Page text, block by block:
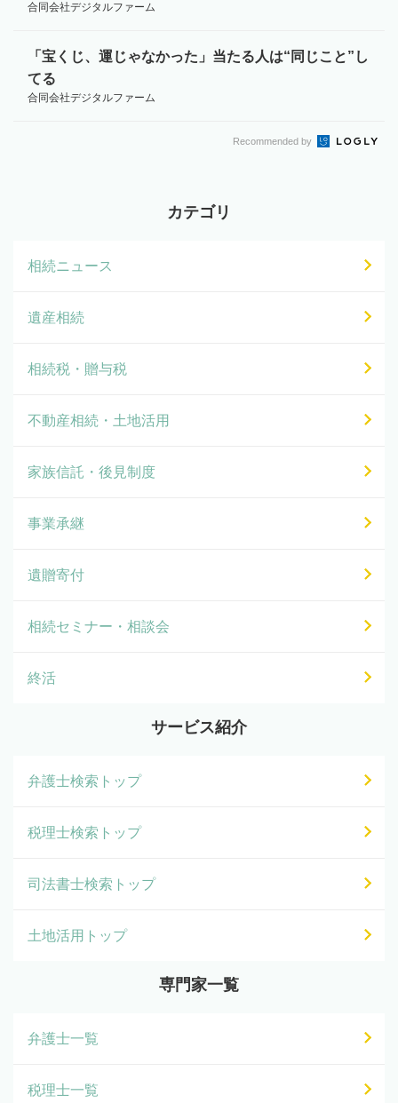
合同会社デジタルファーム
「宝くじ、運じゃなかった」当たる人は“同じこと”し
てる
合同会社デジタルファーム
Recommended by
カテゴリ
相続ニュース
遺産相続
相続税・贈与税
不動産相続・土地活用
家族信託・後見制度
事業承継
遺贈寄付
相続セミナー・相談会
終活
サービス紹介
弁護士検索トップ
税理士検索トップ
司法書士検索トップ
土地活用トップ
専門家一覧
弁護士一覧
税理士一覧